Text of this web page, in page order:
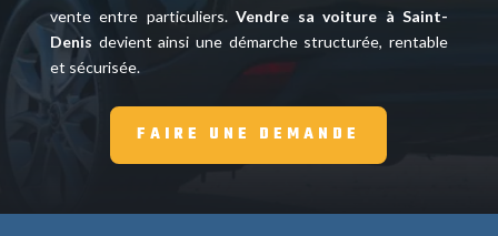
vente entre particuliers.Vendre sa voiture à Saint-
Denis devient ainsi une démarche structurée, rentable
et sécurisée.
FAIRE UNE DEMANDE